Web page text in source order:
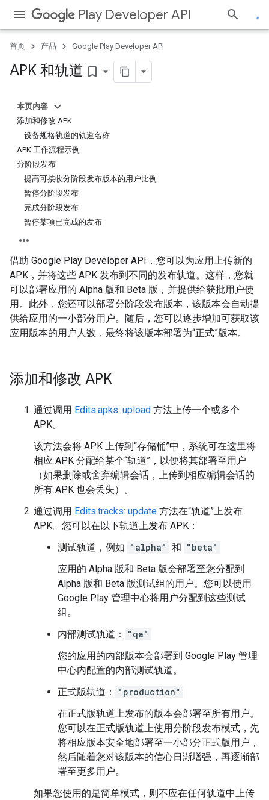
Play Developer API
首页 产品 Google Play Developer API
APK 和轨道 bookmark_border
本页内容
添加和修改 APK
设备规格轨道的轨道名称
APK 工作流程示例
分阶段发布
提高可接收分阶段发布版本的用户比例
暂停分阶段发布
完成分阶段发布
暂停某项已完成的发布
借助 Google Play Developer API，您可以为应用上传新的
APK，并将这些 APK 发布到不同的发布轨道。 这样，您就
可以部署应用的 Alpha 版和 Beta 版，并提供给获批用户使
用。此外，您还可以部署分阶段发布版本，该版本会自动提
供给应用的一小部分用户。 随后，您可以逐步增加可获取该
应用版本的用户人数，最终将该版本部署为“正式”版本。
添加和修改 APK
通过调用 Edits.apks: upload 方法上传一个或多个
APK。
该方法会将 APK 上传到“存储桶”中，系统可在这里将
相应 APK 分配给某个“轨道”，以便将其部署至用户
（如果删除或舍弃编辑会话，上传到相应编辑会话的
所有 APK 也会丢失）。
通过调用 Edits.tracks: update 方法在“轨道”上发布
APK。您可以在以下轨道上发布 APK：
测试轨道，例如 "alpha" 和 "beta"
应用的 Alpha 版和 Beta 版会部署至您分配到
Alpha 版和 Beta 版测试组的用户。您可以使用
Google Play 管理中心将用户分配到这些测试
组。
内部测试轨道：
"qa"
您的应用的内部版本会部署到 Google Play 管理
中心内配置的内部测试轨道。
正式版轨道：
"production"
在正式版轨道上发布的版本会部署至所有用户。
您可以在正式版轨道上使用分阶段发布模式，先
将相应版本安全地部署至一小部分正式版用户，
然后随着您对该版本的信心日渐增强，再逐渐部
署至更多用户。
如果您使用的是简单模式，则不应在任何轨道中上传